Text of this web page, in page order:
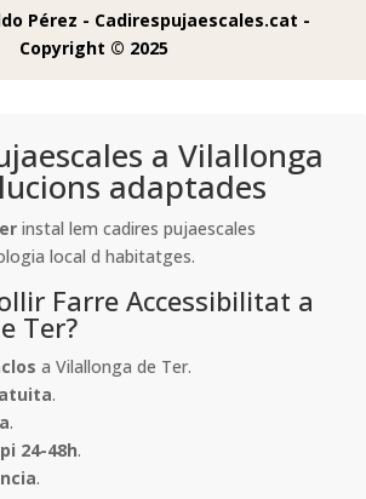
Pérez - Cadirespujaescales.cat -
Copyright © 2025
a Vilallonga
adaptades
instal lem cadires pujaescales
local d habitatges.
Farre Accessibilitat a
Ter?
a Vilallonga de Ter.
.
.
24-48h.
.